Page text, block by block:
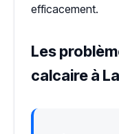
efficacement.
Les
calcaire à